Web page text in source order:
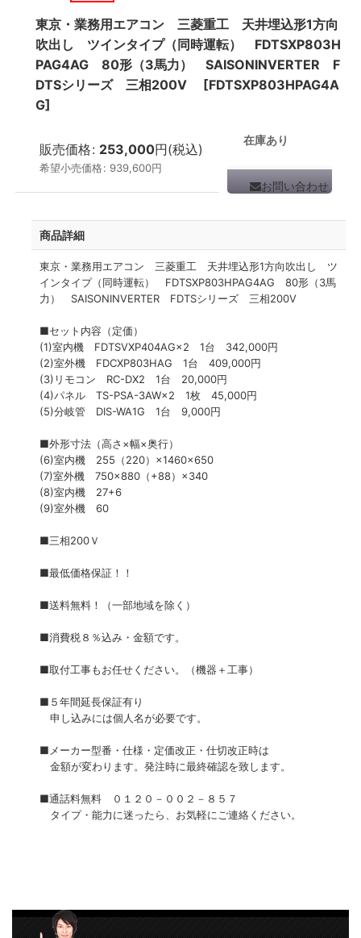
東京・業務用エアコン 三菱重工 天井埋込形1方向
吹出し ツインタイプ（同時運転） FDTSXP803H
PAG4AG 80形（3馬力） SAISONINVERTER F
DTSシリーズ 三相200V
[FDTSXP803HPAG4A
G]
販売価格: 253,000円(税込)
希望小売価格: 939,600円
在庫あり
お問い合わせ
商品詳細
東京・業務用エアコン 三菱重工 天井埋込形1方向吹出し ツ
インタイプ（同時運転） FDTSXP803HPAG4AG 80形（3馬
力） SAISONINVERTER FDTSシリーズ 三相200V
■セット内容（定価）
(1)室内機 FDTSVXP404AG×2 1台 342,000円
(2)室外機 FDCXP803HAG 1台 409,000円
(3)リモコン RC-DX2 1台 20,000円
(4)パネル TS-PSA-3AW×2 1枚 45,000円
(5)分岐管 DIS-WA1G 1台 9,000円
■外形寸法（高さ×幅×奥行）
(6)室内機 255（220）×1460×650
(7)室外機 750×880（+88）×340
(8)室内機 27+6
(9)室外機 60
■三相200Ｖ
■最低価格保証！！
■送料無料！（一部地域を除く）
■消費税８％込み・金額です。
■取付工事もお任せください。（機器＋工事）
■５年間延長保証有り
申し込みには個人名が必要です。
■メーカー型番・仕様・定価改正・仕切改正時は
金額が変わります。発注時に最終確認を致します。
■通話料無料 ０１２０－００２－８５７
タイプ・能力に迷ったら、お気軽にご連絡ください。